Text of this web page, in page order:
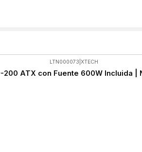
LTN000073 XTECH
200 ATX con Fuente 600W Incluida |